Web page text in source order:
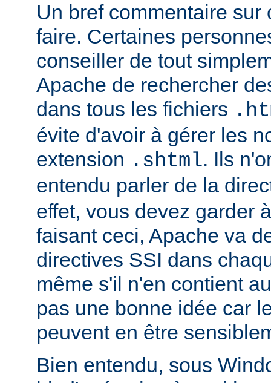
Un bref commentaire sur
faire. Certaines
conseiller de tout
Apache de rechercher
dans tous les fichiers
évite d'avoir à gérer les
extension .shtml. Ils
entendu parler de la
effet, vous devez garder
faisant ceci, Apache va
directives SSI dans
même s'il n'en contient
pas une bonne idée car
peuvent en être
Bien entendu, sous